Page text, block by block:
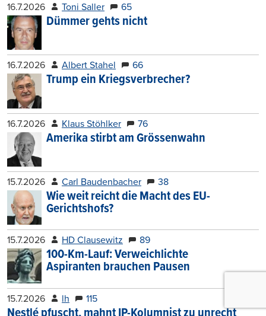
16.7.2026 Toni Saller 65
Dümmer gehts nicht
16.7.2026 Albert Stahel 66
Trump ein Kriegsverbrecher?
16.7.2026 Klaus Stöhlker 76
Amerika stirbt am Grössenwahn
15.7.2026 Carl Baudenbacher 38
Wie weit reicht die Macht des EU-
Gerichtshofs?
15.7.2026 HD Clausewitz 89
100-Km-Lauf: Verweichlichte
Aspiranten brauchen Pausen
15.7.2026 lh 115